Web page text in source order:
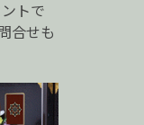
トで
合せも